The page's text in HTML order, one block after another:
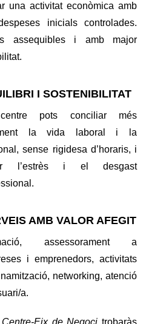
una activitat econòmica amb
inicials controlades.
assequibles i amb major
I SOSTENIBILITAT
pots conciliar més
la vida laboral i la
sense rigidesa d’horaris, i
l’estrès i el desgast
AMB VALOR AFEGIT
assessorament a
i emprenedors, activitats
networking, atenció
a.
Eix de Negoci trobaràs